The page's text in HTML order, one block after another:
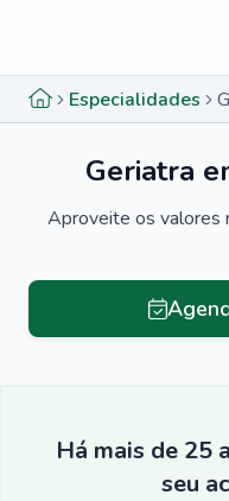
Especialidades
Geriatra
Aproveite os valores
Há mais de 25
seu